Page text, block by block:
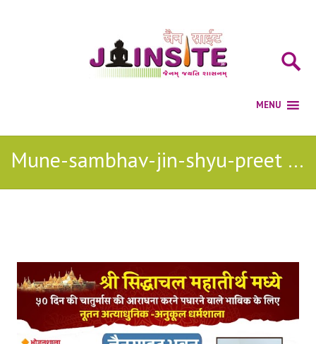
Mune-sambhav-jin-shyu-preet jain song